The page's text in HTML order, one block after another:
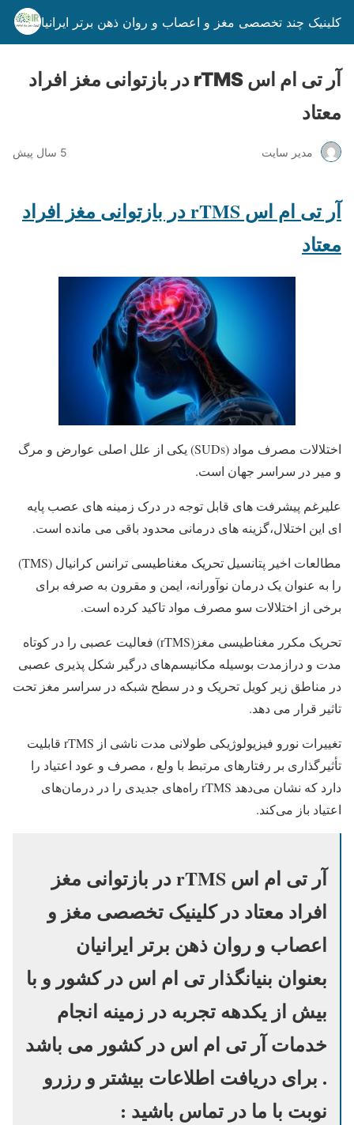
کلینیک چند تخصصی مغز و اعصاب و روان ذهن برتر ایرانیان
آر تی ام اس rTMS در بازتوانی مغز افراد
معتاد
مدیر سایت 5 سال پیش
آر تی ام اس rTMS در بازتوانی مغز افراد
معتاد
اختلالات مصرف مواد (SUDs) یکی از علل اصلی عوارض و مرگ
و میر در سراسر جهان است.
علیرغم پیشرفت های قابل توجه در درک زمینه های عصب پایه
ای این اختلال،گزینه های درمانی محدود باقی می مانده است.
مطالعات اخیر پتانسیل تحریک مغناطیسی ترانس کرانیال (TMS)
را به عنوان یک درمان نوآورانه، ایمن و مقرون به صرفه برای
برخی از اختلالات سو مصرف مواد تاکید کرده است.
تحریک مکرر مغناطیسی مغز(rTMS) فعالیت عصبی را در کوتاه
مدت و درازمدت بوسیله مکانیسم‌های درگیر شکل پذیری عصبی
در مناطق زیر کویل تحریک و در سطح شبکه در سراسر مغز تحت
تاثیر قرار می دهد.
تغییرات نورو فیزیولوژیکی طولانی مدت ناشی از rTMS قابلیت
تأثیرگذاری بر رفتارهای مرتبط با ولع ، مصرف و عود اعتیاد را
دارد که نشان می‌دهد rTMS راه‌های جدیدی را در درمان‌های
اعتیاد باز می‌کند.
آر تی ام اس rTMS در بازتوانی مغز
افراد معتاد در کلینیک تخصصی مغز و
اعصاب و روان ذهن برتر ایرانیان
بعنوان بنیانگذار تی ام اس در کشور و با
بیش از یکدهه تجربه در زمینه انجام
خدمات آر تی ام اس در کشور می باشد
. برای دریافت اطلاعات بیشتر و رزرو
نوبت با ما در تماس باشید :